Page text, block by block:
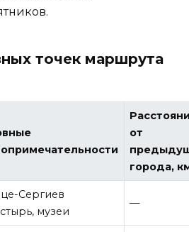
точек маршрута
от
города,
Сергиев
музеи
—